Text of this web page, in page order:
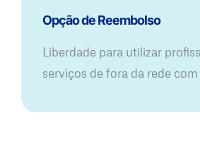
Opção de Reembolso
Liberdade para utilizar
serviços de fora da rede